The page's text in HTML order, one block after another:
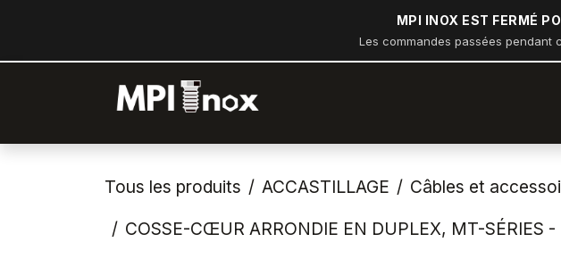
MPI INOX EST FERMÉ
Les commandes passées pendant
Tous les produits ACCASTILLAGE Câbles et
COSSE-CŒUR ARRONDIE EN DUPLEX, MT-SÉRIES -